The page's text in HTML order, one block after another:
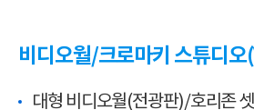
비디오월/크로마키 스튜
대형 비디오월(전광판)/호리존